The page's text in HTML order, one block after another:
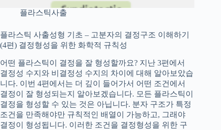
플라스틱사출
플라스틱 사출성형 기초 – 고분자의 결정구조 이해하기
(4편) 결정형성을 위한 화학적 규칙성
어떤 플라스틱이 결정을 잘 형성할까요? 지난 3편에서
결정성 수지와 비결정성 수지의 차이에 대해 알아보았습
니다. 이번 4편에서는 더 깊이 들어가서 어떤 조건에서
결정이 잘 형성되는지 알아보겠습니다. 모든 플라스틱이
결정을 형성할 수 있는 것은 아닙니다. 분자 구조가 특정
조건을 만족해야만 규칙적인 배열이 가능하고, 그래야
결정이 형성됩니다. 이러한 조건을 결정형성을 위한 구